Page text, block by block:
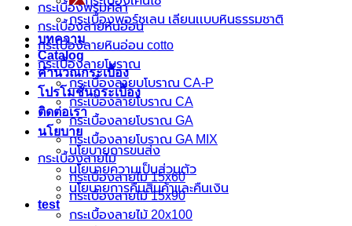
กระเบื้องพอร์ชเลน เลียนเเบบหินธรรมชาติ
บทความ
Catalog
คำนวณกระเบื้อง
โปรโมชั่นกระเบื้อง
ติดต่อเรา
นโยบาย
นโยบายการขนส่ง
นโยบายความเป็นส่วนตัว
นโยบายการคืนสินค้าและคืนเงิน
test
กระเบื้องพรมศิลา
กระเบื้องลายหินอ่อน
กระเบื้องลายหินอ่อน cotto
กระเบื้องลายโบราณ
กระเบื้องลายบโบราณ CA-P
กระเบื้องลายโบราณ CA
กระเบื้องลายโบราณ GA
กระเบื้องลายโบราณ GA MIX
กระเบื้องลายไม้
กระเบื้องลายไม้ 15x60
กระเบื้องลายไม้ 15x90
กระเบื้องลายไม้ 20x100